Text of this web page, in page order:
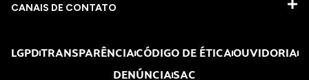
CANAIS DE CONTATO
LGPDTRANSPARÊNCIACÓDIGO DE ÉTICAOUVIDORIA
DENÚNCIASAC